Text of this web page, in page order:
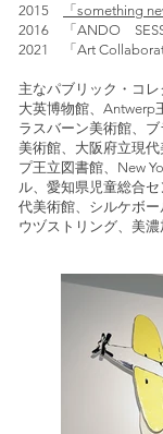
2015
「something
2016 「ANDO
2021 「Art
主なパブリック・コレ
大英博物館、Antwerp
ラスバーン美術館、
美術館、大阪府立現
プ王立図書館、New
ル、愛知県児童総合
代美術館、シルケボ
ウヅストリング、美